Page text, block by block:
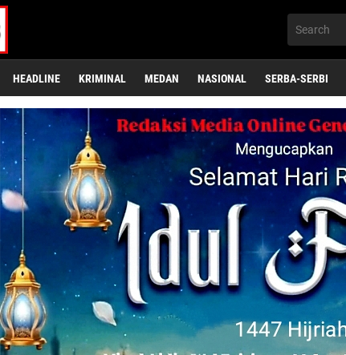
HEADLINE KRIMINAL MEDAN NASIONAL SERBA-SERBI